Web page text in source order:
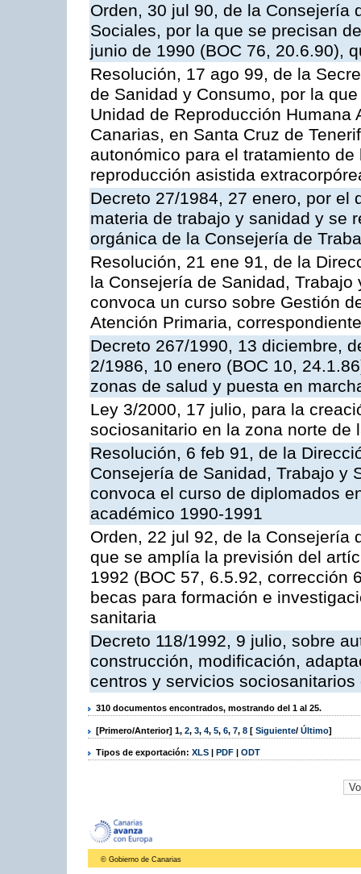
Orden, 30 jul 90, de la Consejería
Sociales, por la que se precisan
junio de 1990 (BOC 76, 20.6.90),
Resolución, 17 ago 99, de la
de Sanidad y Consumo, por la
Unidad de Reproducción
Canarias, en Santa Cruz de
autonómico para el tratamiento
reproducción asistida
Decreto 27/1984, 27 enero, por el
materia de trabajo y sanidad y se
orgánica de la Consejería de
Resolución, 21 ene 91, de la
la Consejería de Sanidad,
convoca un curso sobre Gestión
Atención Primaria,
Decreto 267/1990, 13 diciembre,
2/1986, 10 enero (BOC 10,
zonas de salud y puesta en
Ley 3/2000, 17 julio, para la
sociosanitario en la zona norte de
Resolución, 6 feb 91, de la
Consejería de Sanidad, Trabajo y
convoca el curso de diplomados
académico 1990-1991
Orden, 22 jul 92, de la Consejería
que se amplía la previsión del
1992 (BOC 57, 6.5.92, corrección
becas para formación e
sanitaria
Decreto 118/1992, 9 julio, sobre
construcción, modificación,
centros y servicios
310 documentos encontrados, mostrando del 1 al 25.
[Primero/Anterior] 1, 2, 3, 4, 5, 6, 7, 8 [ Siguiente/ Último]
Tipos de exportación: XLS | PDF | ODT
© Gobierno de Canarias